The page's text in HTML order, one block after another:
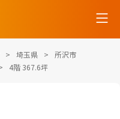
埼玉県
所沢市
4階 367.6坪